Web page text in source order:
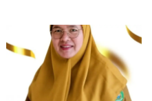
Kabupaten Musi Rawas Tahun
Anggaran 2025.